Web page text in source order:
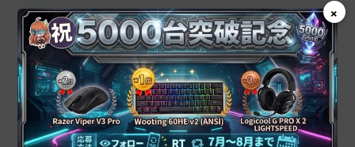
メ
ー
ル
サ
イ
ト 次回のコメントで使用するためブラウザーに自
分の名前、メールアドレス、サイトを保存す
る。
×